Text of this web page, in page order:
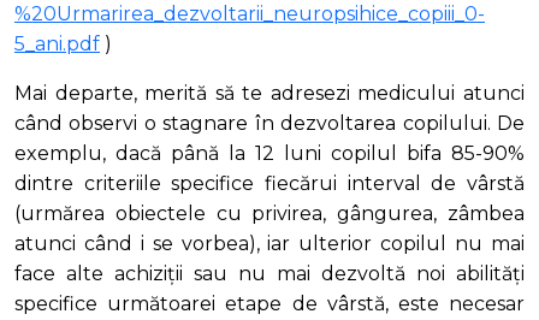
%20Urmarirea_dezvoltarii_neuropsihice_copiii_0-
5_ani.pdf )
Mai departe, merită să te adresezi medicului atunci
când observi o stagnare în dezvoltarea copilului. De
exemplu, dacă până la 12 luni copilul bifa 85-90%
dintre criteriile specifice fiecărui interval de vârstă
(urmărea obiectele cu privirea, gângurea, zâmbea
atunci când i se vorbea), iar ulterior copilul nu mai
face alte achiziții sau nu mai dezvoltă noi abilități
specifice următoarei etape de vârstă, este necesar